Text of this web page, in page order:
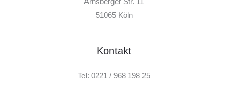
51065 Köln
Kontakt
Tel: 0221 / 968 198 25